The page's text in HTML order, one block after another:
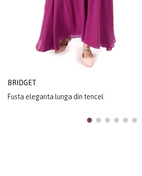
BRIDGET
Fusta eleganta lunga din tencel